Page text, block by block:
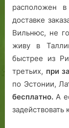
расположен
доставке
Вильнюс, не
живу в
быстрее из
третьих, при
по Эстонии,
бесплатно. А
задействовать